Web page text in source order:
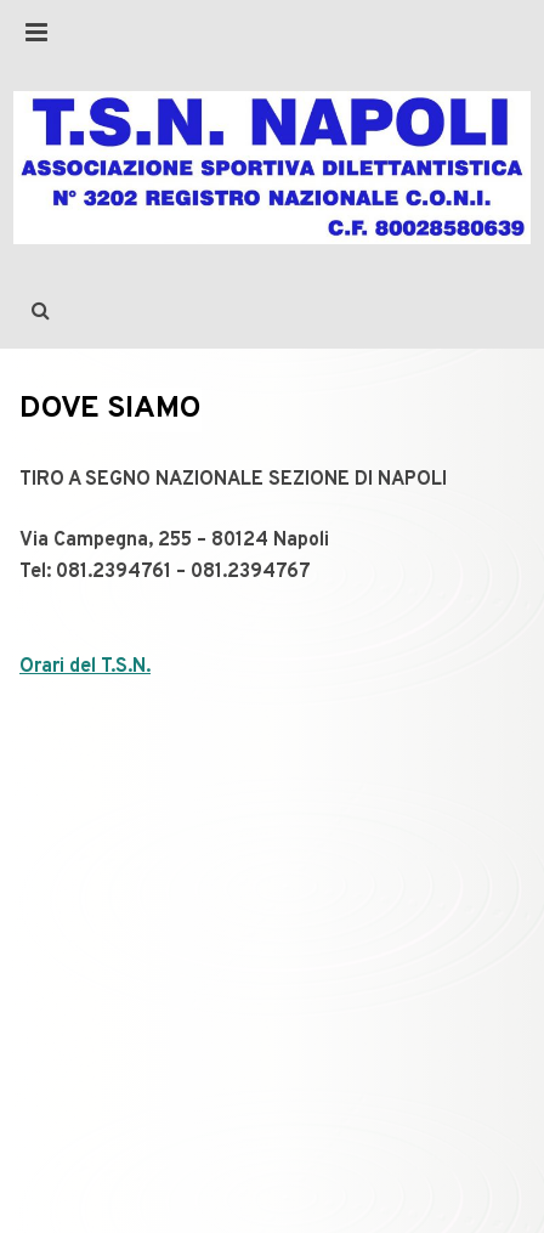
DOVE SIAMO
TIRO A SEGNO NAZIONALE SEZIONE DI NAPOLI
Via Campegna, 255 – 80124 Napoli
Tel: 081.2394761 – 081.2394767
Orari del T.S.N.